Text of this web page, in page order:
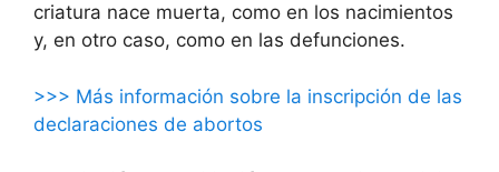
criatura nace muerta, como en los nacimientos
y, en otro caso, como en las defunciones.
>>> Más información sobre la inscripción de las
declaraciones de abortos